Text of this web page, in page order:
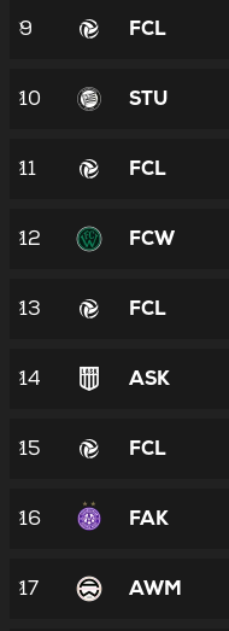
9 FCL
10 STU
11 FCL
12 FCW
13 FCL
14 ASK
15 FCL
16 FAK
17 AWM